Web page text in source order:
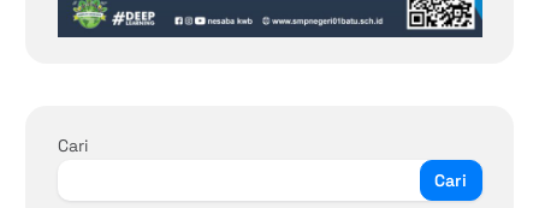
Cari
Cari